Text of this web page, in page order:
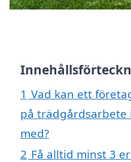
1 Vad kan ett
på trädgårdsarbete
med?
2 Få alltid minst 3